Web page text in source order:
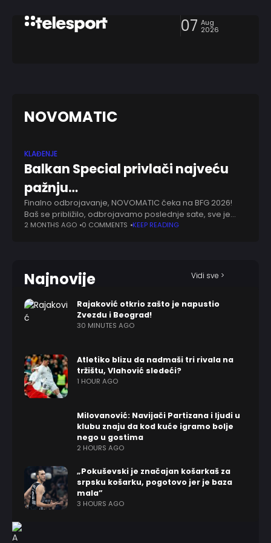
07 Aug
2026
NOVOMATIC
KLAĐENJE
Balkan Special privlači najveću
pažnju…
Finalno odbrojavanje, NOVOMATIC čeka na BFG 2026!
Baš se približilo, odbrojavamo poslednje sate, sve je
spremno za ovogodišnji Belgrade Future Gaming sajam
2 MONTHS AGO 0 COMMENTS KEEP READING
Najnovije Vidi sve >
Rajaković otkrio zašto je napustio
Zvezdu i Beograd!
30 MINUTES AGO
Atletiko blizu da nadmaši tri rivala na
tržištu, Vlahović sledeći?
1 HOUR AGO
Milovanović: Navijači Partizana i ljudi u
klubu znaju da kod kuće igramo bolje
nego u gostima
2 HOURS AGO
„Pokuševski je značajan košarkaš za
srpsku košarku, pogotovo jer je baza
mala”
3 HOURS AGO